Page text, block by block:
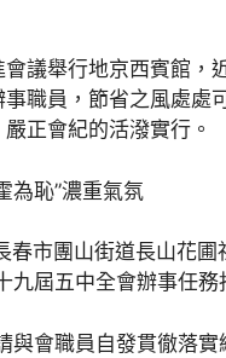
議舉行地京西賓館，
職員，節省之風處處
正會紀的活潑實行。
為恥”濃重氣氛
春市團山街道長山花
九屆五中全會辦事任務
與會職員自發貫徹落